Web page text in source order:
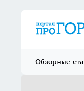
Обзорные